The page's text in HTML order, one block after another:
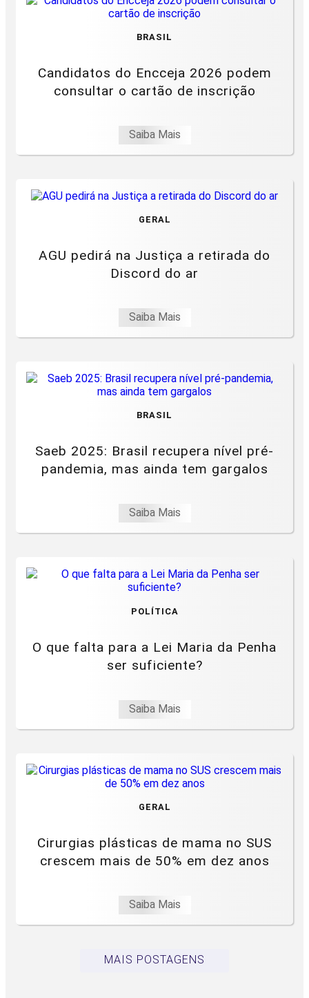
BRASIL
Candidatos do Encceja 2026 podem
consultar o cartão de inscrição
Saiba Mais
GERAL
AGU pedirá na Justiça a retirada do
Discord do ar
Saiba Mais
BRASIL
Saeb 2025: Brasil recupera nível pré-
pandemia, mas ainda tem gargalos
Saiba Mais
POLÍTICA
O que falta para a Lei Maria da Penha
ser suficiente?
Saiba Mais
GERAL
Cirurgias plásticas de mama no SUS
crescem mais de 50% em dez anos
Saiba Mais
MAIS POSTAGENS